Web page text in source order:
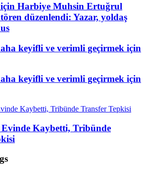
için Harbiye Muhsin Ertuğrul
tören düzenlendi: Yazar, yoldaş
keyifli ve verimli geçirmek için
keyifli ve verimli geçirmek için
Evinde Kaybetti, Tribünde